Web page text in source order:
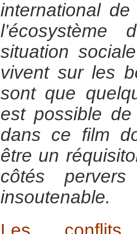
international
situation
vivent sur les
sont que
est possible
dans ce film
être un
côtés pervers
insoutenable.